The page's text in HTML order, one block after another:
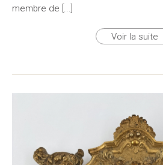
membre de [...]
Voir la suite